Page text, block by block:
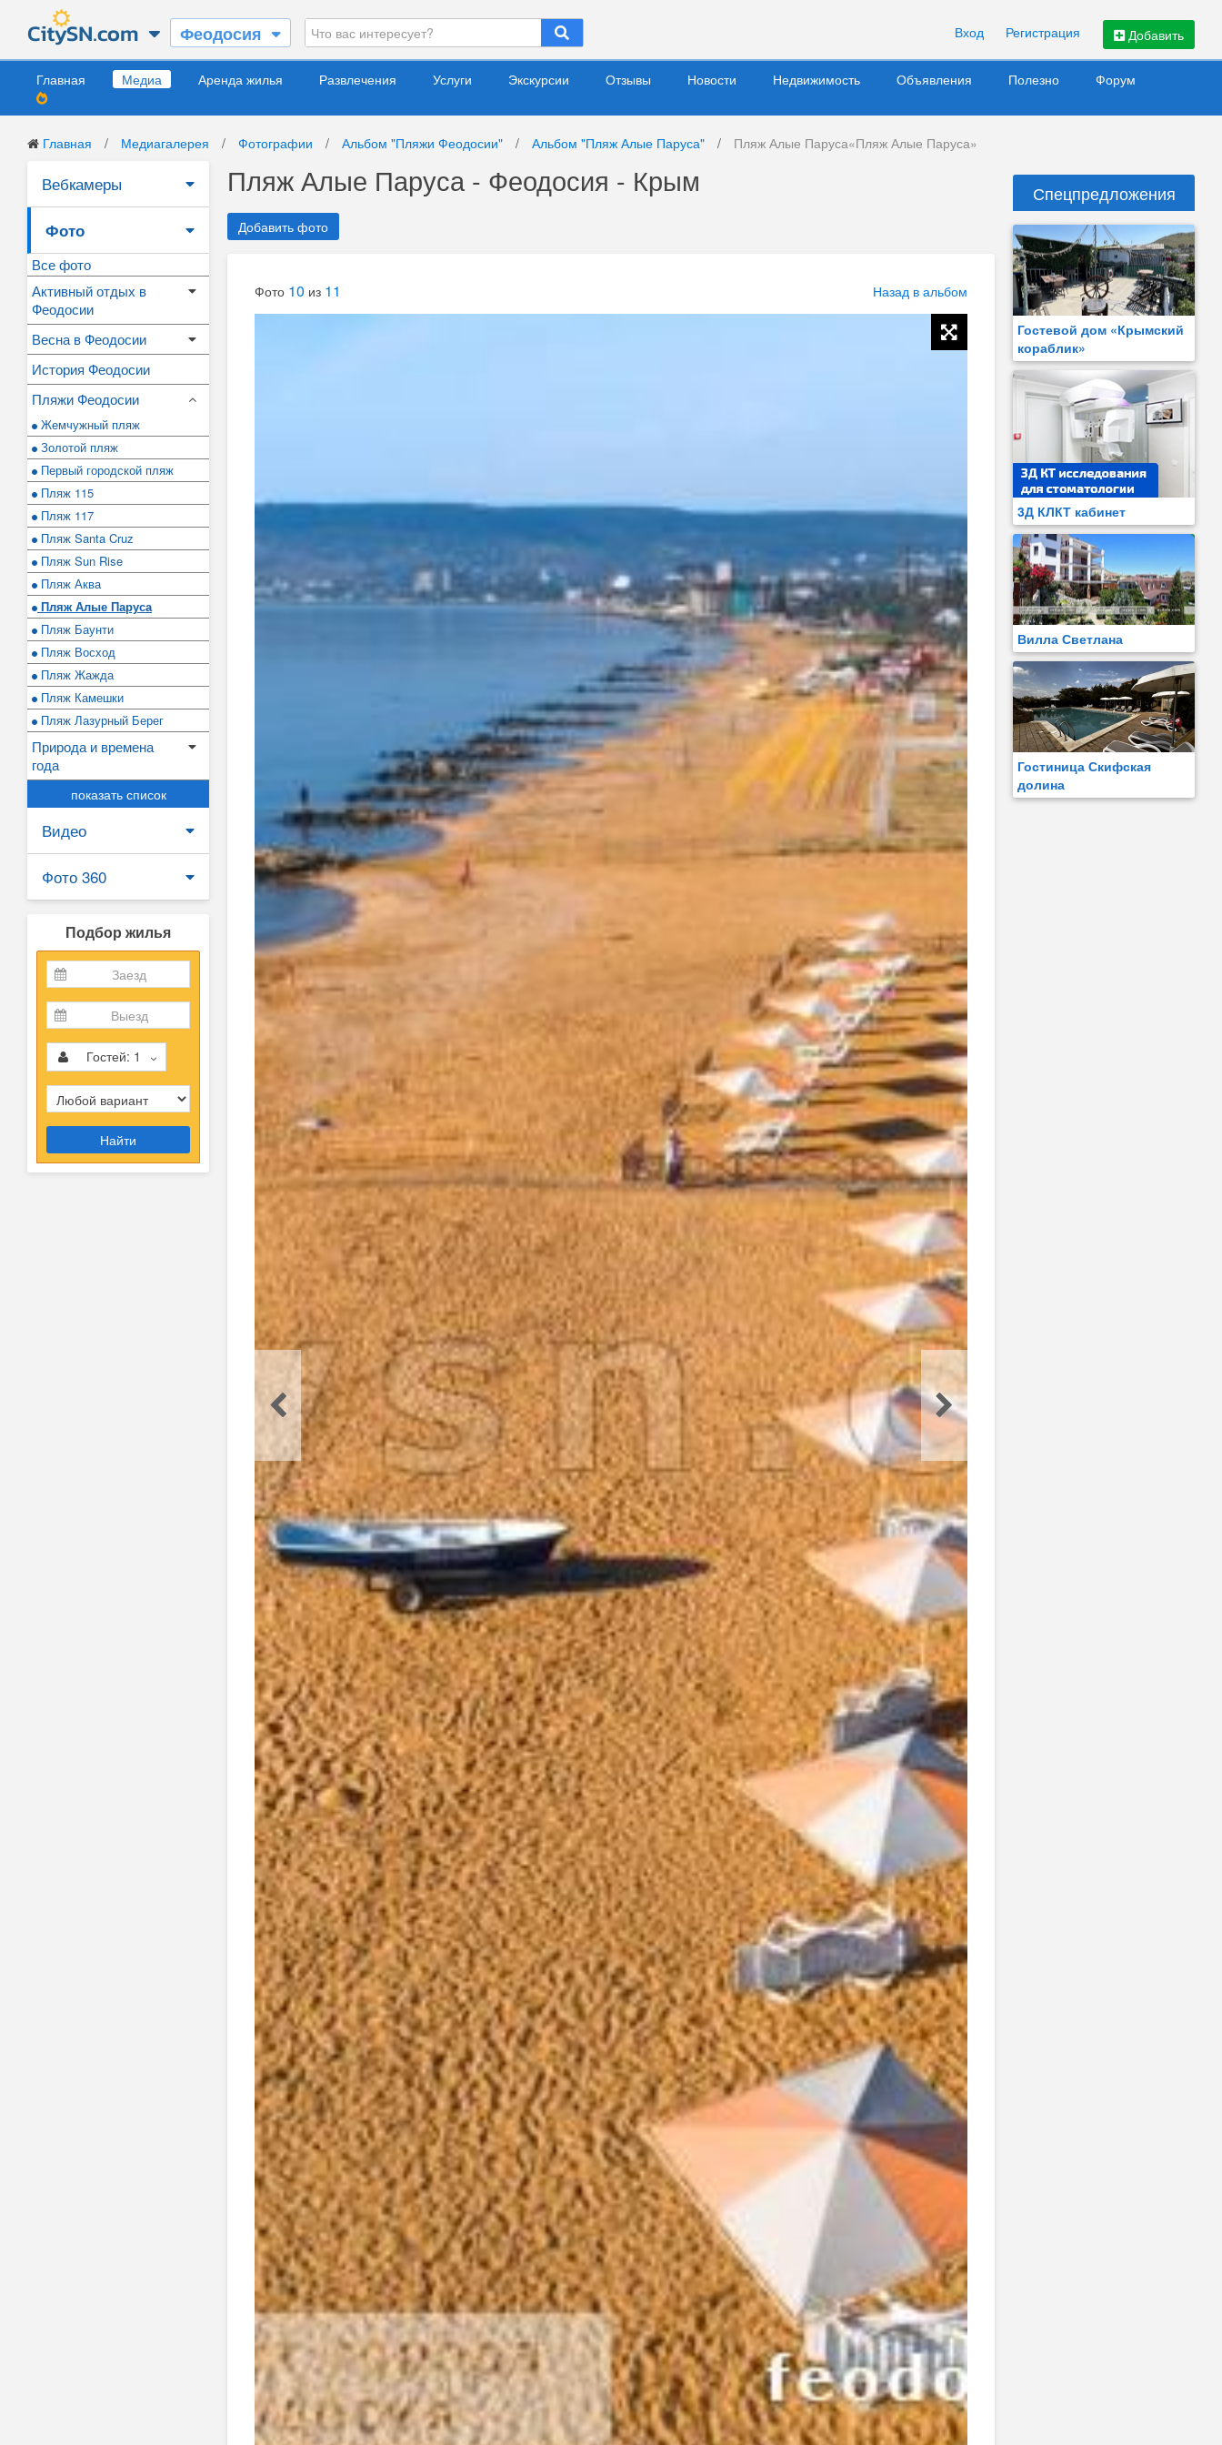
Феодосия Добавить
Вход Регистрация
Главная Медиа Аренда жилья Развлечения Услуги Экскурсии Отзывы Новости Недвижимость Объявления Полезно Форум
Главная / Медиагалерея / Фотографии / Альбом "Пляжи Феодосии" / Альбом "Пляж Алые Паруса" / Пляж Алые Паруса«Пляж Алые Паруса»
Вебкамеры
Фото
Все фото
Активный отдых в
Феодосии
Весна в Феодосии
История Феодосии
Пляжи Феодосии
Жемчужный пляж
Золотой пляж
Первый городской пляж
Пляж 115
Пляж 117
Пляж Santa Cruz
Пляж Sun Rise
Пляж Аква
Пляж Алые Паруса
Пляж Баунти
Пляж Восход
Пляж Жажда
Пляж Камешки
Пляж Лазурный Берег
Природа и времена
года
показать список
Видео
Фото 360
Подбор жилья
Гостей: 1
Найти
Пляж Алые Паруса - Феодосия - Крым
Добавить фото
Фото 10 из 11 Назад в альбом
Спецпредложения
Гостевой дом «Крымский
кораблик»
3Д КЛКТ кабинет
Вилла Светлана
Гостиница Скифская
долина